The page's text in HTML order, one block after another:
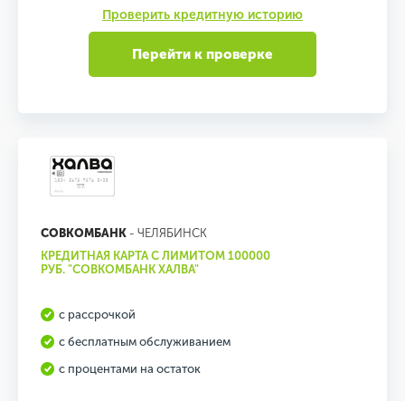
Проверить кредитную историю
Перейти к проверке
СОВКОМБАНК - ЧЕЛЯБИНСК
КРЕДИТНАЯ КАРТА С ЛИМИТОМ 100000
РУБ. "СОВКОМБАНК ХАЛВА"
с рассрочкой
с бесплатным обслуживанием
с процентами на остаток